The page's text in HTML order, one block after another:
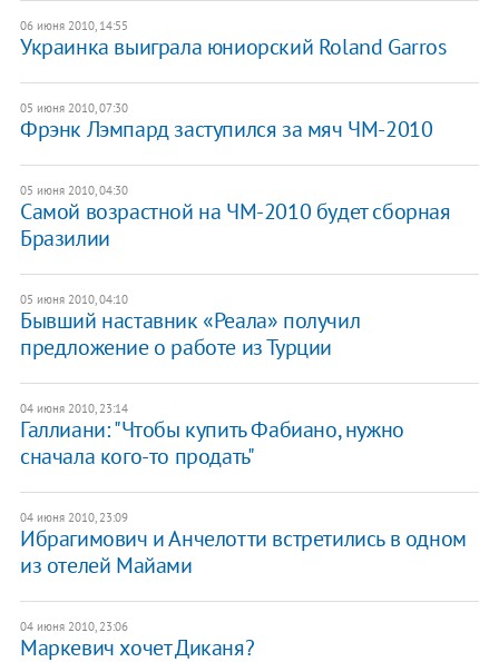
06 июня 2010, 14:55
Украинка выиграла юниорский Roland Garros
05 июня 2010, 07:30
Фрэнк Лэмпард заступился за мяч ЧМ-2010
05 июня 2010, 04:30
Самой возрастной на ЧМ-2010 будет сборная
Бразилии
05 июня 2010, 04:10
Бывший наставник «Реала» получил
предложение о работе из Турции
04 июня 2010, 23:14
Галлиани: "Чтобы купить Фабиано, нужно
сначала кого-то продать"
04 июня 2010, 23:09
Ибрагимович и Анчелотти встретились в одном
из отелей Майами
04 июня 2010, 23:06
Маркевич хочет Диканя?